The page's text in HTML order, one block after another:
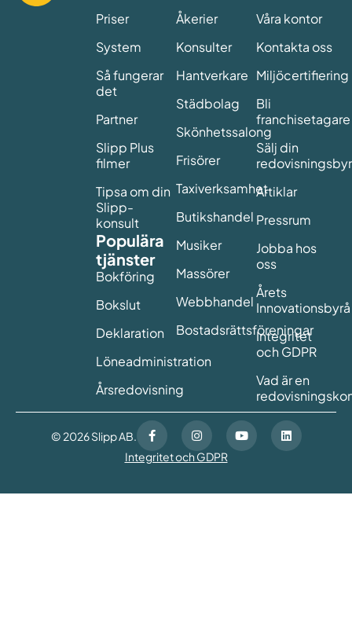
Priser
System
Så fungerar
det
Partner
Slipp Plus
filmer
Tipsa om din
Slipp-
konsult
Populära
tjänster
Bokföring
Bokslut
Deklaration
Löneadministration
Årsredovisning
Åkerier
Konsulter
Hantverkare
Städbolag
Skönhetssalong
Frisörer
Taxiverksamhet
Butikshandel
Musiker
Massörer
Webbhandel
Bostadsrättsföreningar
Våra kontor
Kontakta oss
Miljöcertifiering
Bli
franchisetagare
Sälj din
Artiklar
Pressrum
Jobba hos
oss
Årets
Innovationsbyrå
Integritet
och GDPR
Vad är en
© 2026 Slipp AB.
Integritet och GDPR